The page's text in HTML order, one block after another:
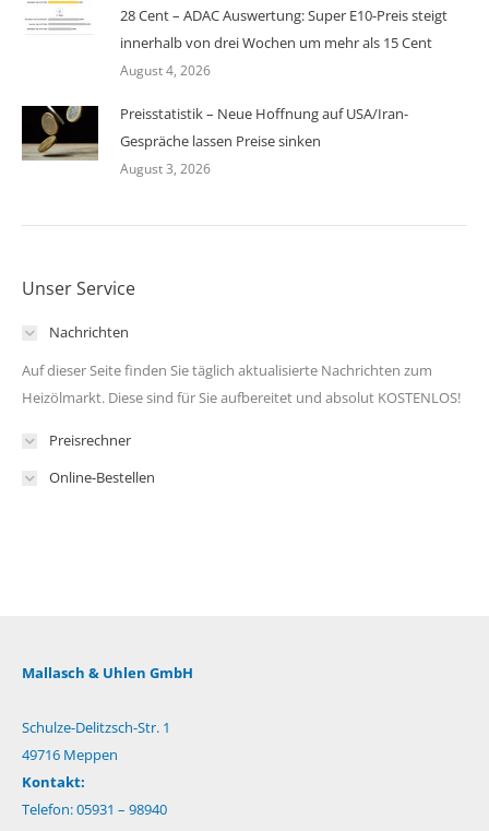
28 Cent – ADAC Auswertung: Super E10-Preis steigt
innerhalb von drei Wochen um mehr als 15 Cent
August 4, 2026
Preisstatistik – Neue Hoffnung auf USA/Iran-
Gespräche lassen Preise sinken
August 3, 2026
Unser Service
Nachrichten
Auf dieser Seite finden Sie täglich aktualisierte Nachrichten zum
Heizölmarkt. Diese sind für Sie aufbereitet und absolut KOSTENLOS!
Preisrechner
Online-Bestellen
Mallasch & Uhlen GmbH
Schulze-Delitzsch-Str. 1
49716 Meppen
Kontakt:
Telefon: 05931 – 98940